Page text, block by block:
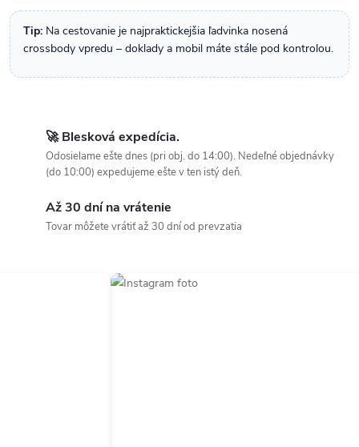
Tip: Na cestovanie je najpraktickejšia ľadvinka nosená
crossbody vpredu – doklady a mobil máte stále pod kontrolou.
🚀 Blesková expedícia.
Odosielame ešte dnes (pri obj. do 14:00). Nedeľné objednávky
(do 10:00) expedujeme ešte v ten istý deň.
Až 30 dní na vrátenie
Tovar môžete vrátiť až 30 dní od prevzatia